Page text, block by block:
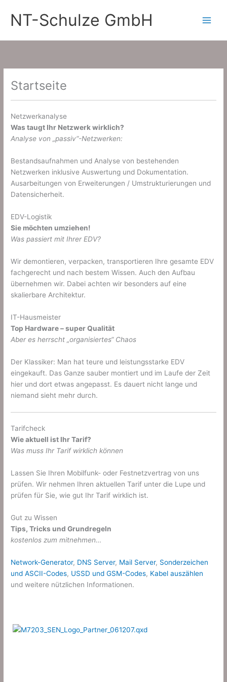
Inhalt
springen
NT-Schulze GmbH
Startseite
Netzwerkanalyse
Was taugt Ihr Netzwerk wirklich?
Analyse von „passiv“-Netzwerken:
Bestandsaufnahmen und Analyse von bestehenden
Netzwerken inklusive Auswertung und Dokumentation.
Ausarbeitungen von Erweiterungen / Umstrukturierungen und
Datensicherheit.
EDV-Logistik
Sie möchten umziehen!
Was passiert mit Ihrer EDV?
Wir demontieren, verpacken, transportieren Ihre gesamte EDV
fachgerecht und nach bestem Wissen. Auch den Aufbau
übernehmen wir. Dabei achten wir besonders auf eine
skalierbare Architektur.
IT-Hausmeister
Top Hardware – super Qualität
Aber es herrscht „organisiertes“ Chaos
Der Klassiker: Man hat teure und leistungsstarke EDV
eingekauft. Das Ganze sauber montiert und im Laufe der Zeit
hier und dort etwas angepasst. Es dauert nicht lange und
niemand sieht mehr durch.
Tarifcheck
Wie aktuell ist Ihr Tarif?
Was muss Ihr Tarif wirklich können
Lassen Sie Ihren Mobilfunk- oder Festnetzvertrag von uns
prüfen. Wir nehmen Ihren aktuellen Tarif unter die Lupe und
prüfen für Sie, wie gut Ihr Tarif wirklich ist.
Gut zu Wissen
Tips, Tricks und Grundregeln
kostenlos zum mitnehmen…
Network-Generator, DNS Server, Mail Server, Sonderzeichen
und ASCII-Codes, USSD und GSM-Codes, Kabel auszählen
und weitere nützlichen Informationen.